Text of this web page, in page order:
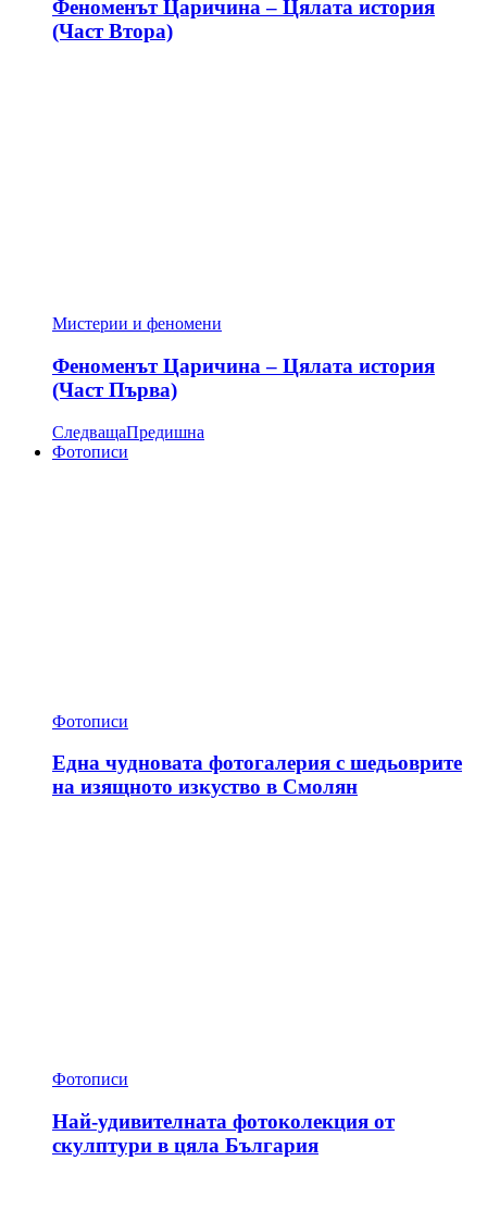
Феноменът Царичина – Цялата история
(Част Втора)
Мистерии и феномени
Феноменът Царичина – Цялата история
(Част Първа)
СледващаПредишна
Фотописи
Фотописи
Една чудновата фотогалерия с шедьоврите
на изящното изкуство в Смолян
Фотописи
Най-удивителната фотоколекция от
скулптури в цяла България